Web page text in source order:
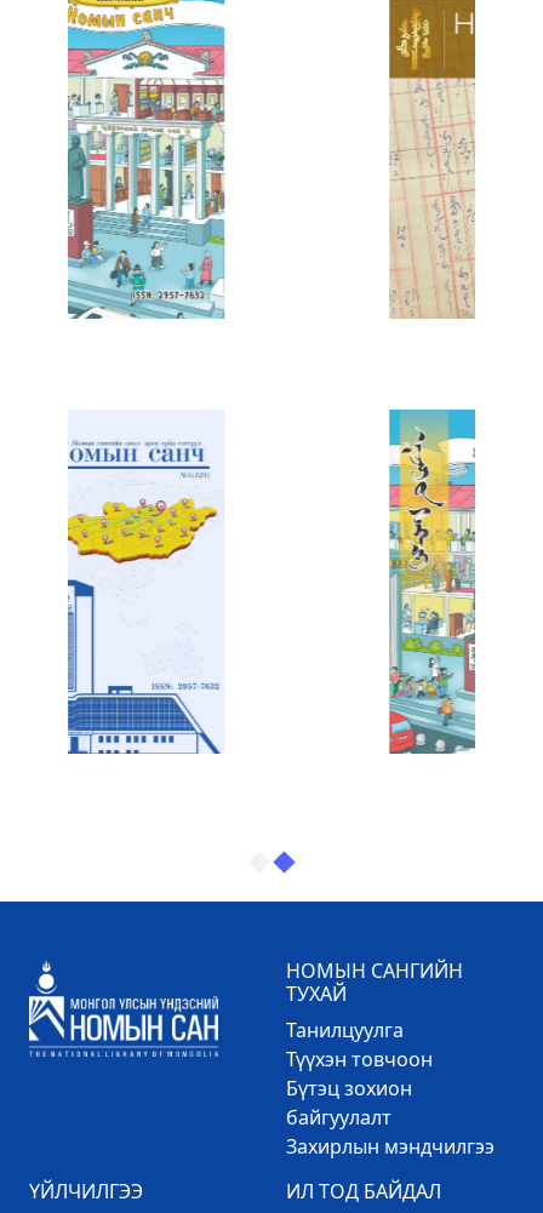
НОМЫН САНГИЙН
ТУХАЙ
Танилцуулга
Түүхэн товчоон
Бүтэц зохион
байгуулалт
Захирлын мэндчилгээ
ҮЙЛЧИЛГЭЭ
ИЛ ТОД БАЙДАЛ